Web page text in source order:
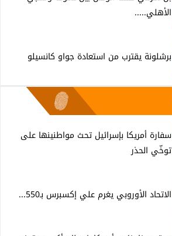
الأهلي.....
برشلونة يقترب من استعادة جواو كانسيلو
سفارة أمريكا بإسرائيل تحث مواطنينها على
توخّي الحذر
الاتحاد الأوروبي يغرم علي إكسبرس بـ550...